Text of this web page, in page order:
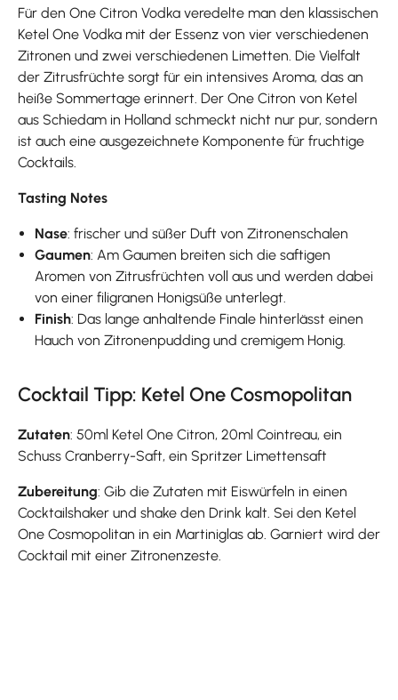
Für den One Citron Vodka veredelte man den klassischen
Ketel One Vodka mit der Essenz von vier verschiedenen
Zitronen und zwei verschiedenen Limetten. Die Vielfalt
der Zitrusfrüchte sorgt für ein intensives Aroma, das an
heiße Sommertage erinnert. Der One Citron von Ketel
aus Schiedam in Holland schmeckt nicht nur pur, sondern
ist auch eine ausgezeichnete Komponente für fruchtige
Cocktails.
Tasting Notes
Nase: frischer und süßer Duft von Zitronenschalen
Gaumen: Am Gaumen breiten sich die saftigen
Aromen von Zitrusfrüchten voll aus und werden dabei
von einer filigranen Honigsüße unterlegt.
Finish: Das lange anhaltende Finale hinterlässt einen
Hauch von Zitronenpudding und cremigem Honig.
Cocktail Tipp: Ketel One Cosmopolitan
Zutaten: 50ml Ketel One Citron, 20ml Cointreau, ein
Schuss Cranberry-Saft, ein Spritzer Limettensaft
Zubereitung: Gib die Zutaten mit Eiswürfeln in einen
Cocktailshaker und shake den Drink kalt. Sei den Ketel
One Cosmopolitan in ein Martiniglas ab. Garniert wird der
Cocktail mit einer Zitronenzeste.